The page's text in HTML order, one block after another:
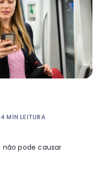
4 MIN LEITURA
pode causar